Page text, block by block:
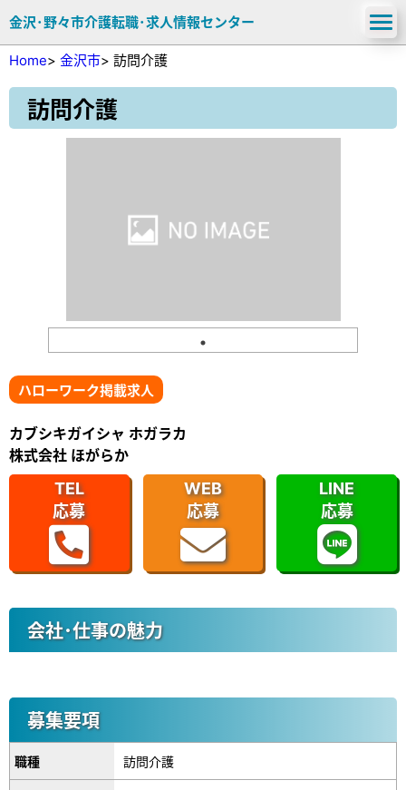
金沢･野々市介護転職･求人情報センター
Home> 金沢市> 訪問介護
訪問介護
ハローワーク掲載求人
カブシキガイシャ ホガラカ
株式会社 ほがらか
TEL
応募
WEB
応募
LINE
応募
会社･仕事の魅力
募集要項
職種 訪問介護